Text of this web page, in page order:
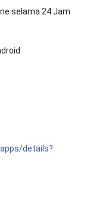
selama 24 Jam
details?